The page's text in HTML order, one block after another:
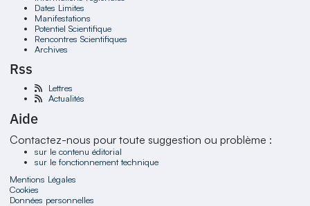
Dates Limites
Manifestations
Potentiel Scientifique
Rencontres Scientifiques
Archives
Rss
Lettres
Actualités
Aide
Contactez-nous pour toute suggestion ou problème :
sur le contenu éditorial
sur le fonctionnement technique
Mentions Légales
Cookies
Données personnelles